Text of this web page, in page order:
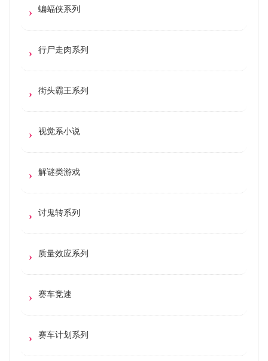
蝙蝠侠系列
行尸走肉系列
街头霸王系列
视觉系小说
解谜类游戏
讨鬼转系列
质量效应系列
赛车竞速
赛车计划系列